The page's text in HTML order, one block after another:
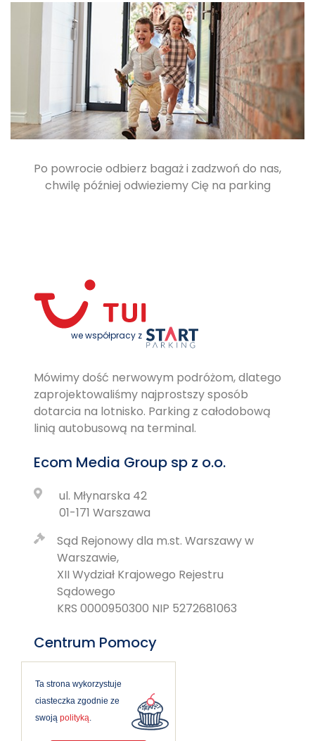
Ta strona wykorzystuje
ciasteczka zgodnie ze
swojąpolityką.
Po powrocie odbierz bagaż i zadzwoń do nas,
chwilę później odwieziemy Cię na parking
we współpracy z
Mówimy dość nerwowym podróżom, dlatego
zaprojektowaliśmy najprostszy sposób
dotarcia na lotnisko. Parking z całodobową
linią autobusową na terminal.
Ecom Media Group sp z o.o.
ul. Młynarska 42
01-171 Warszawa
Sąd Rejonowy dla m.st. Warszawy w
Warszawie,
XII Wydział Krajowego Rejestru
Sądowego
KRS 0000950300 NIP 5272681063
Centrum Pomocy
pn-pt 9-12 i 14-17
pomoc@startparking.pl